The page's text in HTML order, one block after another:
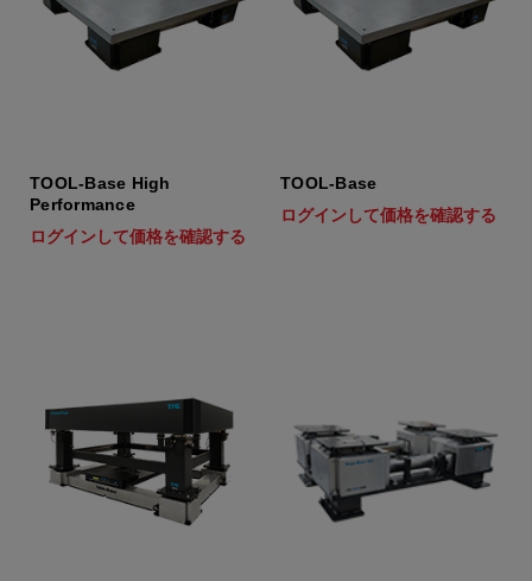
TOOL-Base High
Performance
ログインして価格を確認する
TOOL-Base
ログインして価格を確認する